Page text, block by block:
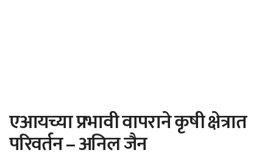
एआयच्या प्रभावी वापराने कृषी क्षेत्रात
परिवर्तन – अनिल जैन